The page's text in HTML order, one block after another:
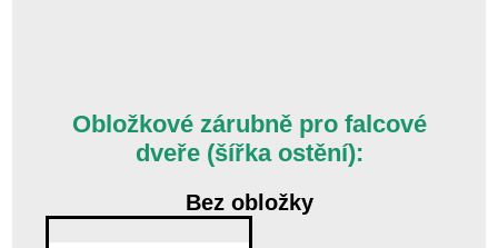
Obložkové zárubně pro falcové
dveře (šířka ostění):
Bez obložky